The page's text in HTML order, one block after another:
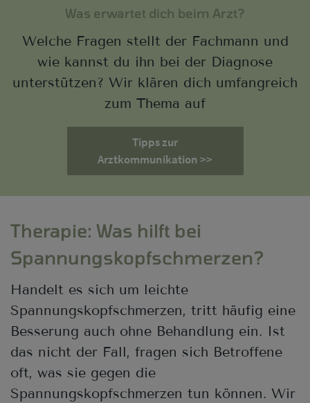
Was erwartet dich beim Arzt?
Welche Fragen stellt der Fachmann und
wie kannst du ihn bei der Diagnose
unterstützen? Wir klären dich umfangreich
zum Thema auf
Tipps zur
Arztkommunikation >>
Therapie: Was hilft bei
Spannungskopfschmerzen?
Handelt es sich um leichte
Spannungskopfschmerzen, tritt häufig eine
Besserung auch ohne Behandlung ein. Ist
das nicht der Fall, fragen sich Betroffene
oft, was sie gegen die
Spannungskopfschmerzen tun können. Wir